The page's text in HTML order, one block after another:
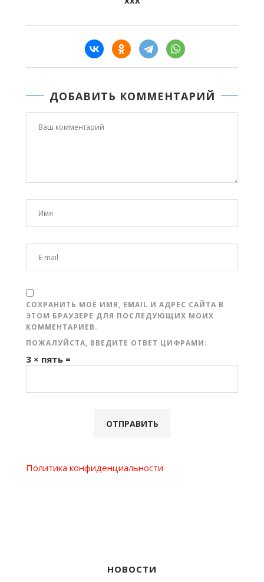
ДОБАВИТЬ КОММЕНТАРИЙ
СОХРАНИТЬ МОЁ ИМЯ, EMAIL И АДРЕС САЙТА В
ЭТОМ БРАУЗЕРЕ ДЛЯ ПОСЛЕДУЮЩИХ МОИХ
КОММЕНТАРИЕВ.
ПОЖАЛУЙСТА, ВВЕДИТЕ ОТВЕТ ЦИФРАМИ:
3 × пять =
Политика конфиденциальности
НОВОСТИ